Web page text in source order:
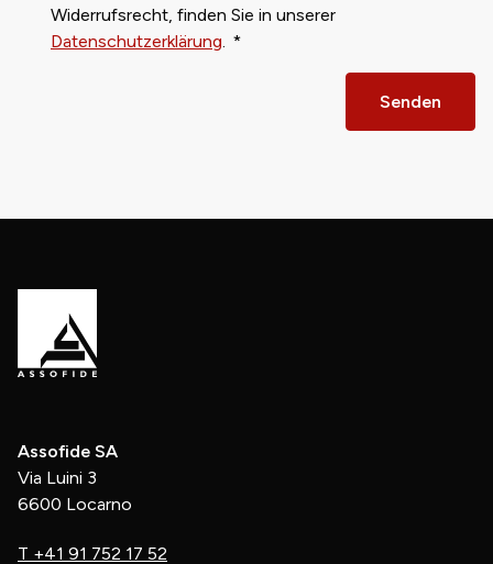
Widerrufsrecht, finden Sie in unserer
Datenschutzerklärung.
Senden
Assofide SA
Via Luini 3
6600 Locarno
T +41 91 752 17 52